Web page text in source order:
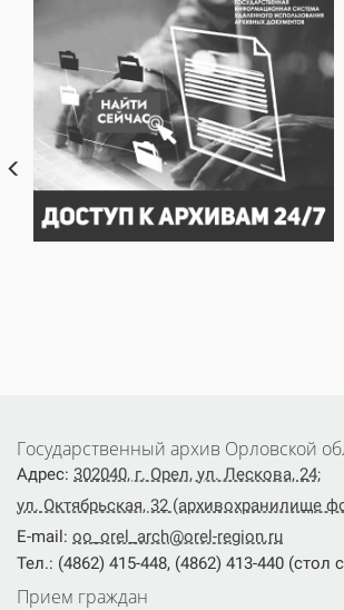
Государственный архив Орловской
Адрес: 302040, г. Орел, ул. Лескова, 24;
ул. Октябрьская, 32 (архивохранилище
E-mail: oo_orel_arch@orel-region.ru
Тел.: (4862) 415-448, (4862) 413-440 (стол
Прием граждан